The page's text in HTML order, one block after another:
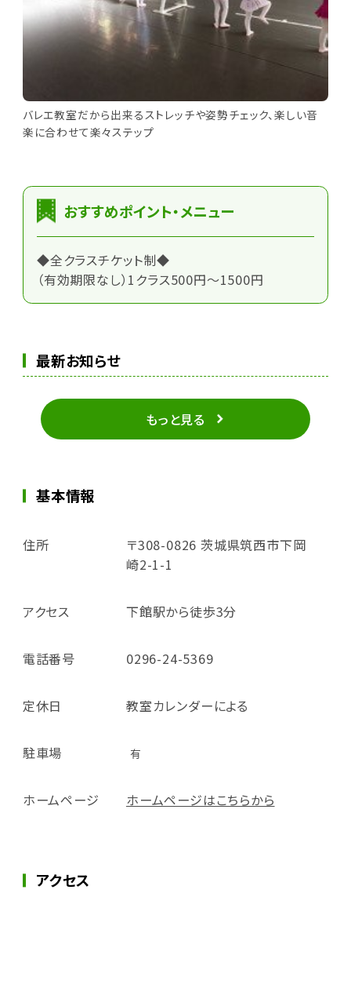
バレエ教室だから出来るストレッチや姿勢チェック、楽しい音
楽に合わせて楽々ステップ
おすすめポイント・メニュー
◆全クラスチケット制◆
（有効期限なし）1クラス500円～1500円
最新お知らせ
もっと見る
基本情報
住所
〒308-0826 茨城県筑西市下岡
崎2-1-1
アクセス 下館駅から徒歩3分
電話番号 0296-24-5369
定休日 教室カレンダーによる
駐車場 有
ホームページ ホームページはこちらから
アクセス